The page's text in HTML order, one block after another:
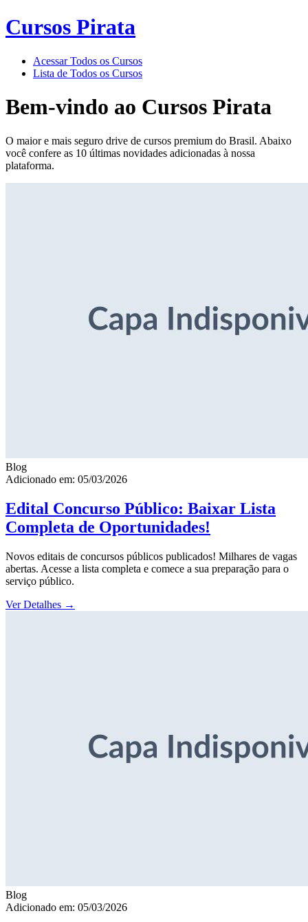
Cursos Pirata
Acessar Todos os Cursos
Lista de Todos os Cursos
Bem-vindo ao Cursos Pirata
O maior e mais seguro drive de cursos premium do Brasil. Abaixo
você confere as 10 últimas novidades adicionadas à nossa
plataforma.
Blog
Adicionado em: 05/03/2026
Edital Concurso Público: Baixar Lista
Completa de Oportunidades!
Novos editais de concursos públicos publicados! Milhares de vagas
abertas. Acesse a lista completa e comece a sua preparação para o
serviço público.
Ver Detalhes →
Blog
Adicionado em: 05/03/2026